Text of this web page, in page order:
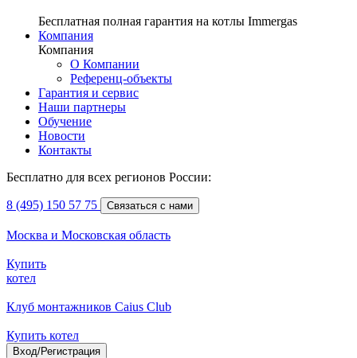
Бесплатная полная гарантия на котлы Immergas
Компания
Компания
О Компании
Референц-объекты
Гарантия и сервис
Наши партнеры
Обучение
Новости
Контакты
Бесплатно для всех регионов России:
8 (495) 150 57 75 Связаться с нами
Москва и Московская область
Купить
котел
Клуб монтажников Caius Club
Купить котел
Вход/Регистрация